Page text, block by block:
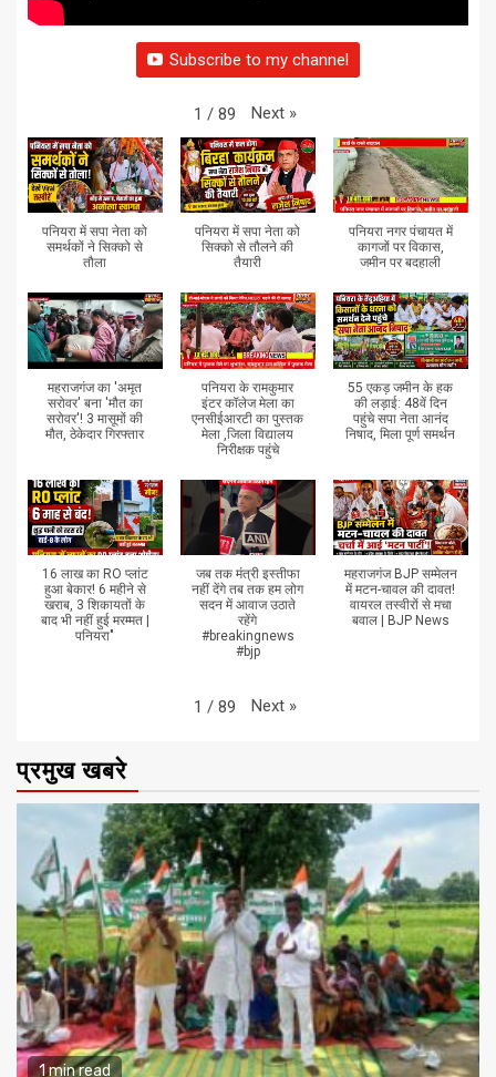
Subscribe to my channel
1 / 89 Next »
पनियरा में सपा नेता को
समर्थकों ने सिक्को से
तौला
पनियरा में सपा नेता को
सिक्को से तौलने की
तैयारी
पनियरा नगर पंचायत में
कागजों पर विकास,
जमीन पर बदहाली
महराजगंज का 'अमृत
सरोवर' बना 'मौत का
सरोवर'! 3 मासूमों की
मौत, ठेकेदार गिरफ्तार
पनियरा के रामकुमार
इंटर कॉलेज मेला का
एनसीईआरटी का पुस्तक
मेला ,जिला विद्यालय
निरीक्षक पहुंचे
55 एकड़ जमीन के हक
की लड़ाई: 48वें दिन
पहुंचे सपा नेता आनंद
निषाद, मिला पूर्ण समर्थन
16 लाख का RO प्लांट
हुआ बेकार! 6 महीने से
खराब, 3 शिकायतों के
बाद भी नहीं हुई मरम्मत |
पनियरा"
जब तक मंत्री इस्तीफा
नहीं देंगे तब तक हम लोग
सदन में आवाज उठाते
रहेंगे
#breakingnews
#bjp
महराजगंज BJP सम्मेलन
में मटन-चावल की दावत!
वायरल तस्वीरों से मचा
बवाल | BJP News
1 / 89 Next »
प्रमुख खबरे
1 min read